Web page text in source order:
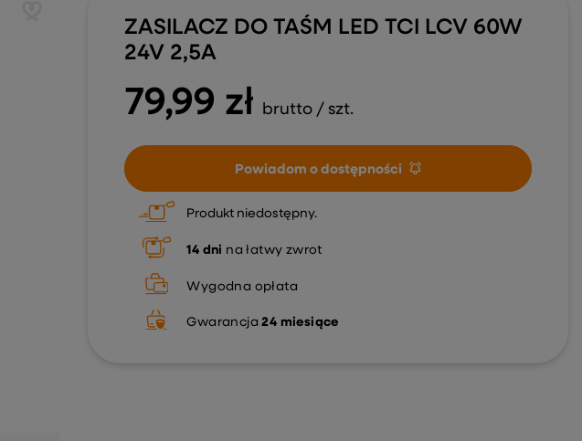
79,99 zł brutto / szt.
Powiadom o dostępności
ZASILACZ DO TAŚM LED TCI LCV 60W
24V 2,5A
Produkt niedostępny
14 dni na łatwy zwrot
Wygodna opłata
Gwarancja 24 miesiące